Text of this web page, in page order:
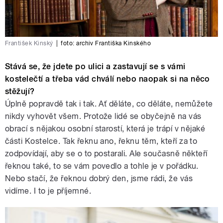
František Kinský foto:archiv Františka Kinského
Stává se, že jdete po ulici a zastavují se s vámi
kostelečtí a třeba vád chválí nebo naopak si na něco
stěžují?
Úplně popravdě tak i tak. Ať děláte, co děláte, nemůžete
nikdy vyhovět všem. Protože lidé se obyčejně na vás
obrací s nějakou osobní starostí, která je trápí v nějaké
části Kostelce. Tak řeknu ano, řeknu těm, kteří za to
zodpovídají, aby se o to postarali. Ale současně někteří
řeknou také, to se vám povedlo a tohle je v pořádku.
Nebo stačí, že řeknou dobrý den, jsme rádi, že vás
vidíme. I to je příjemné.